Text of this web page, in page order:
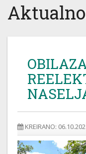
KREIRANO: